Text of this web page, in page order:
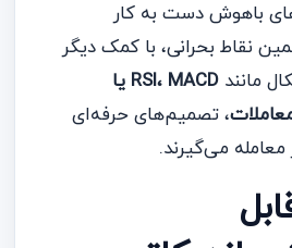
باهوش دست به کار
نقاط بحرانی، با کمک دیگر
مانند
RSI، MACD یا
، تصمیم‌های حرفه‌ای
معامله می‌گیرند.